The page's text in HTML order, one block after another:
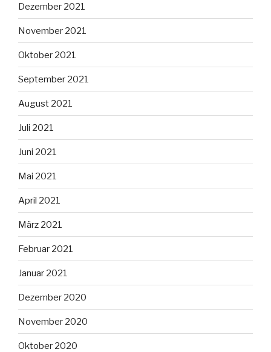
Dezember 2021
November 2021
Oktober 2021
September 2021
August 2021
Juli 2021
Juni 2021
Mai 2021
April 2021
März 2021
Februar 2021
Januar 2021
Dezember 2020
November 2020
Oktober 2020